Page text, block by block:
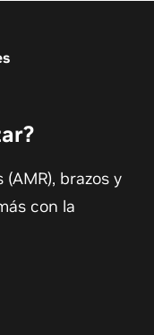
el mundo
NVIDIA
afines y
y SDK
brazos y
con la